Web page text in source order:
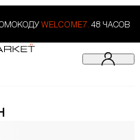
WELCOME7. 48 ЧАСОВ